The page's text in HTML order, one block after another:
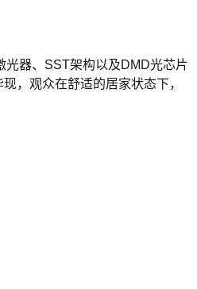
光器、SST架构以及DMD光芯片
，观众在舒适的居家状态下，